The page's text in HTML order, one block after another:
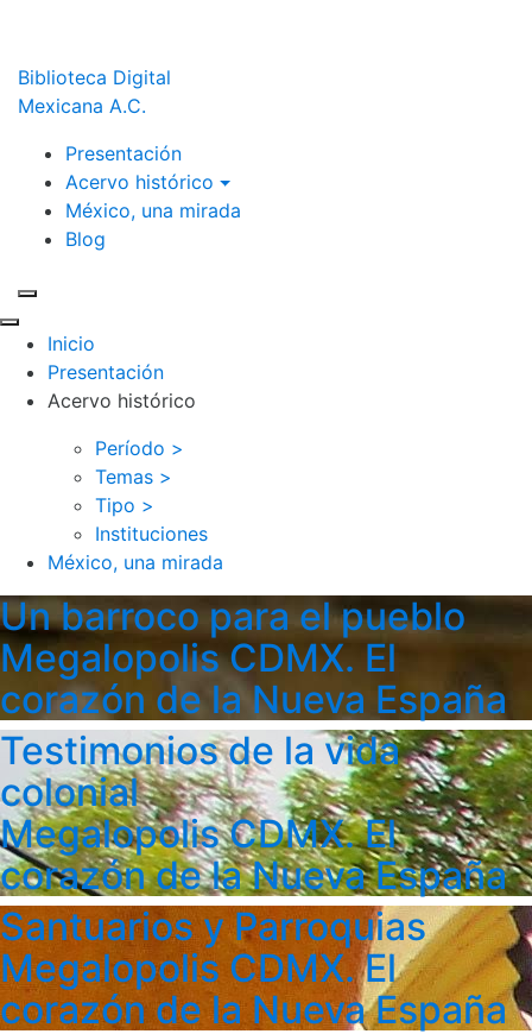
Biblioteca Digital
Mexicana A.C.
Presentación
Acervo histórico
México, una mirada
Blog
Inicio
Presentación
Acervo histórico
Período >
Temas >
Tipo >
Instituciones
México, una mirada
Un barroco para el pueblo
Megalopolis CDMX. El
corazón de la Nueva España
Testimonios de la vida
colonial
Megalopolis CDMX. El
corazón de la Nueva España
Santuarios y Parroquias
Megalopolis CDMX. El
corazón de la Nueva España